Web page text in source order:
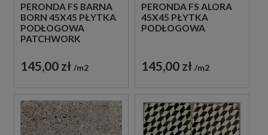
PERONDA FS BARNA
BORN 45X45 PŁYTKA
PODŁOGOWA
PATCHWORK
145,00 zł m2
PERONDA FS ALORA
45X45 PŁYTKA
PODŁOGOWA
145,00 zł m2